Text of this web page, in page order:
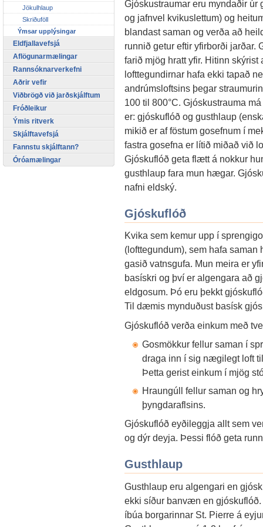
Gjóskustraumar eru myndaðir
og jafnvel kvikuslettum) og
blandast saman og verða að
runnið getur eftir yfirborði jarðar.
farið mjög hratt yfir. Hitinn
lofttegundirnar hafa ekki tapað
andrúmsloftsins þegar
100 til 800°C. Gjóskustrauma
er: gjóskuflóð og gusthlaup
mikið er af föstum gosefnum í
fastra gosefna er lítið miðað við
Gjóskuflóð geta flætt á nokkur
gusthlaup fara mun hægar.
nafni eldský.
Gjóskuflóð
Kvika sem kemur upp í
(lofttegundum), sem hafa
gasið vatnsgufa. Mun meira er
basískri og því er algengara að
eldgosum. Þó eru þekkt
Til dæmis mynduðust basísk
Gjóskuflóð verða einkum með
Gosmökkur fellur saman í
draga inn í sig nægilegt loft
Þetta gerist einkum í mjög
Hraungúll fellur saman og
þyngdaraflsins.
Gjóskuflóð eyðileggja allt sem
og dýr deyja. Þessi flóð geta
Gusthlaup
Gusthlaup eru algengari en
ekki síður banvæn en
íbúa borgarinnar St. Pierre á
Jökulhlaup
Skriðuföll
Ýmsar upplýsingar
Eldfjallavefsjá
Aflögunarmælingar
Rannsóknarverkefni
Aðrir vefir
Viðbrögð við jarðskjálftum
Fróðleikur
Ýmis ritverk
Skjálftavefsjá
Fannstu skjálftann?
Óróamælingar